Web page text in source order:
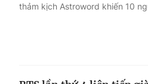
thảm kịch Astroword khiến 10